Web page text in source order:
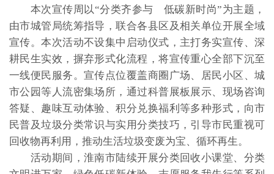
本次宣传周以“分类齐参与 低碳新时尚”为主题，
由市城管局统筹指导，联合各县区及相关单位开展全域
宣传。本次活动不设集中启动仪式，主打务实宣传、深
耕民生实效，摒弃形式化流程，将宣传重心全部下沉至
一线便民服务。宣传点位覆盖商圈广场、居民小区、城
市公园等人流密集场所，通过科普展板展示、现场咨询
答疑、趣味互动体验、积分兑换福利等多种形式，向市
民普及垃圾分类常识与实用分类技巧，引导市民重视可
回收物再利用，推动生活垃圾变废为宝、循环再生。
活动期间，淮南市陆续开展分类回收小课堂、分类